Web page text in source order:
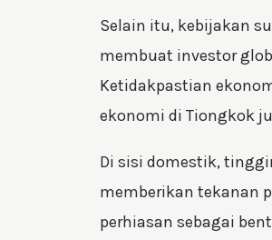
Selain itu, kebijakan
membuat investor
Ketidakpastian
ekonomi di Tiongkok
Di sisi domestik,
memberikan tekanan
perhiasan sebagai